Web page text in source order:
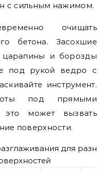
с сильным нажимом.
очищать
бетона. Засохшие
царапины и борозды
под рукой ведро с
инструмент.
под прямыми
может вызвать
поверхности.
для